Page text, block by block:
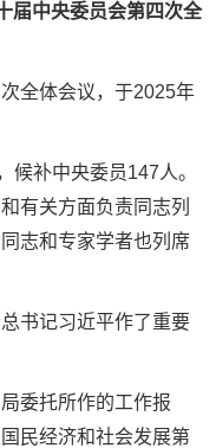
届中央委员会第四次全
全体会议，于2025年
候补中央委员147人。
有关方面负责同志列
志和专家学者也列席
书记习近平作了重要
委托所作的工作报
民经济和社会发展第